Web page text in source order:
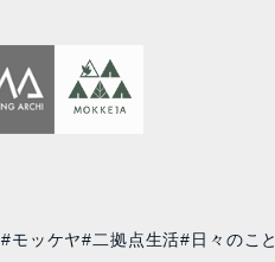
#モッケヤ#二拠点生活#日々のこと